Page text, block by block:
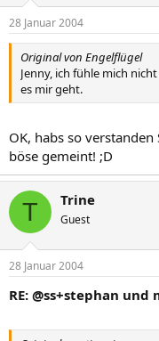
28 Januar 2004
Original von Engelflügel
Jenny, ich fühle mich
es mir geht.
OK, habs so
böse gemeint! ;D
T Trine
Guest
28 Januar 2004
RE: @ss+stephan und